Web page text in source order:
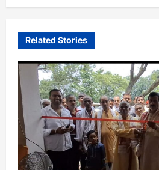
a
g
a
t
i
o
n
Related Stories